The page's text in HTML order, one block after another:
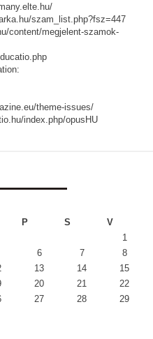
szam_list.php?fsz=447
content/megjelent-szamok-
theme-issues/
index.php/opusHU
P S
V
1
6 7
8
13 14
15
20 21
22
27 28
29